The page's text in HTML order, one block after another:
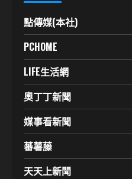
點傳媒(本社)
PCHOME
LIFE生活網
奧丁丁新聞
媒事看新聞
蕃薯藤
天天上新聞